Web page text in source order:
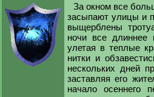
За окном все
засыпают улицы и
выщерблены
ночи все длиннее
улетая в теплые
нитки и
нескольких дней
заставляя его
начало осеннего